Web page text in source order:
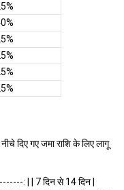
दिए गए जमा राशि के लिए लागू
: | | 7 दिन से 14 दिन |